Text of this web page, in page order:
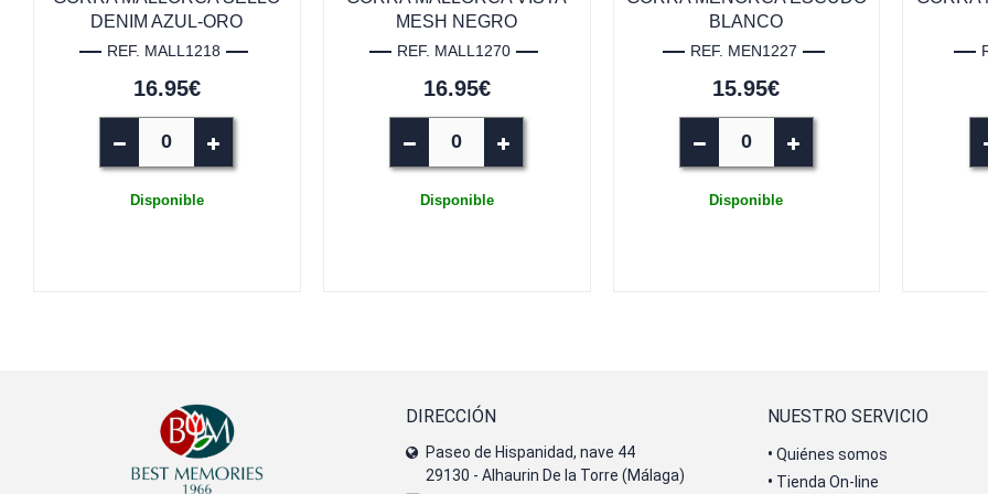
DENIM AZUL-ORO
REF. MALL1218
16.95€
Disponible
MESH NEGRO
REF. MALL1270
16.95€
Disponible
BLANCO
REF. MEN1227
15.95€
Disponible
DIRECCIÓN
Paseo de Hispanidad, nave 44
29130 - Alhaurin De la Torre (Málaga)
NUESTRO SERVICIO
• Quiénes somos
• Tienda On-line